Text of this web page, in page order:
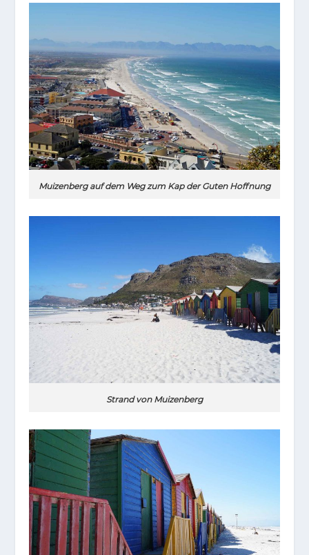
Muizenberg auf dem Weg zum Kap der Guten Hoffnung
Strand von Muizenberg